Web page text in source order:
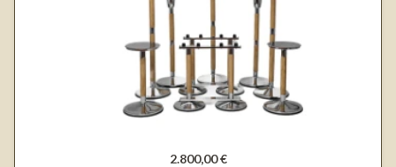
2.800,00 €